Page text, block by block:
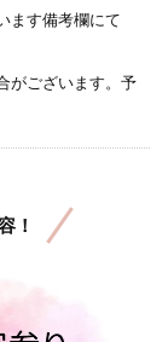
ます備考欄にて
がございます。予
！